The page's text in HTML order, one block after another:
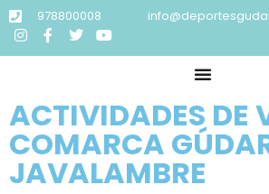
978800008
ACTIVIDADES DE
COMARCA
JAVALAMBRE